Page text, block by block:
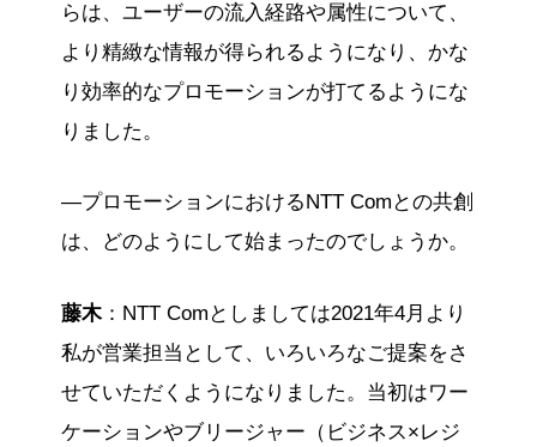
らは、ユーザーの流入経路や属性について、
より精緻な情報が得られるようになり、かな
り効率的なプロモーションが打てるようにな
りました。
—プロモーションにおけるNTT Comとの共創
は、どのようにして始まったのでしょうか。
藤木：NTT Comとしましては2021年4月より
私が営業担当として、いろいろなご提案をさ
せていただくようになりました。当初はワー
ケーションやブリージャー（ビジネス×レジ